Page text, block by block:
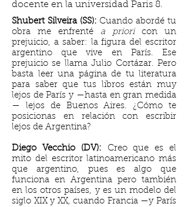
docente en la universidad Paris 8.
Shubert Silveira (SS): Cuando abordé tu
obra me enfrenté a prioricon un
prejuicio, a saber: la figura del escritor
argentino que vive en París. Ese
prejuicio se llama Julio Cortázar. Pero
basta leer una página de tu literatura
para saber que tus libros están muy
lejos de París y —hasta en gran medida
— lejos de Buenos Aires. ¿Cómo te
posicionas en relación con escribir
lejos de Argentina?
Diego Vecchio (DV): Creo que es el
mito del escritor latinoamericano más
que argentino, pues es algo que
funciona en Argentina pero también
en los otros países, y es un modelo del
siglo XIX y XX, cuando Francia —y París